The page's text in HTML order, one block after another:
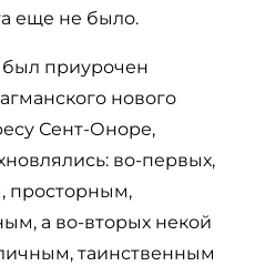
еще не было.
приурочен
нового
Сент-Оноре,
во-первых,
просторным,
а во-вторых некой
таинственным